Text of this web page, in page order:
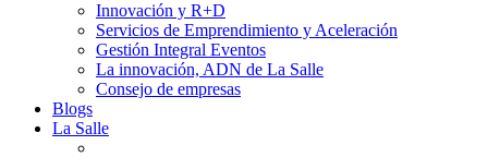
Innovación y R+D
Servicios de Emprendimiento y Aceleración
Gestión Integral Eventos
La innovación, ADN de La Salle
Consejo de empresas
Blogs
La Salle